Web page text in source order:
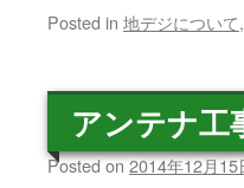
Posted in 地デジについて
アンテナ工
Posted on2014年12月15